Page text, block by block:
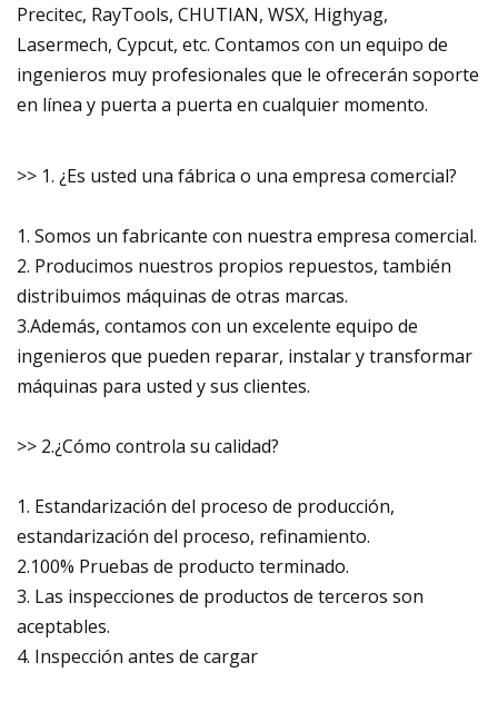
Precitec, RayTools, CHUTIAN, WSX, Highyag,
Lasermech, Cypcut, etc. Contamos con un equipo de
ingenieros muy profesionales que le ofrecerán soporte
en línea y puerta a puerta en cualquier momento.
>> 1. ¿Es usted una fábrica o una empresa comercial?
1. Somos un fabricante con nuestra empresa comercial.
2. Producimos nuestros propios repuestos, también
distribuimos máquinas de otras marcas.
3.Además, contamos con un excelente equipo de
ingenieros que pueden reparar, instalar y transformar
máquinas para usted y sus clientes.
>> 2.¿Cómo controla su calidad?
1. Estandarización del proceso de producción,
estandarización del proceso, refinamiento.
2.100% Pruebas de producto terminado.
3. Las inspecciones de productos de terceros son
aceptables.
4. Inspección antes de cargar